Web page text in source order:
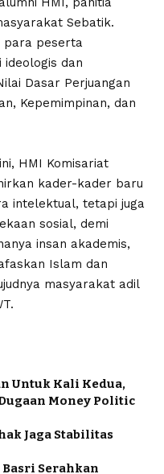
Sebatik.
para peserta
dan
Dasar Perjuangan
Kepemimpinan, dan
HMI Komisariat
kader-kader baru
intelektual, tetapi juga
sosial, demi
insan akademis,
Islam dan
masyarakat adil
Untuk Kali Kedua,
Money Politic
Jaga Stabilitas
Serahkan